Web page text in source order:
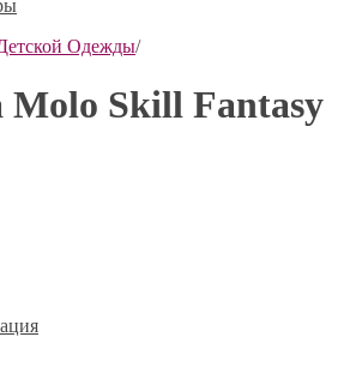
Одежды/
Molo Skill Fantasy